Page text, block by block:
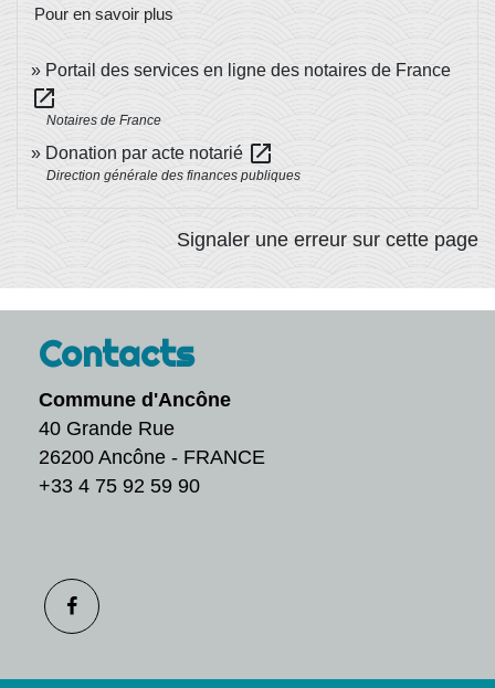
Pour en savoir plus
Portail des services en ligne des notaires de France
open_in_new
Notaires de France
Donation par acte notarié open_in_new
Direction générale des finances publiques
Signaler une erreur sur cette page
Contacts
Commune d'Ancône
40 Grande Rue
26200 Ancône - FRANCE
+33 4 75 92 59 90